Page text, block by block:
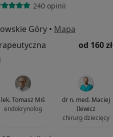
240 opinii
Góry • Mapa
od 160 zł
lek. Tomasz Miś
endokrynolog
dr n. med. Maciej
Ilewicz
chirurg dziecięcy